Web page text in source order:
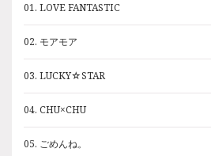
01. LOVE FANTASTIC
02. モアモア
03. LUCKY☆STAR
04. CHU×CHU
05. ごめんね。
01. LOVE FANTASTIC
02. モアモア
03. LUCKY☆STAR
04. CHU×CHU
05. ごめんね。
01. LOVE FANTASTIC
02. モアモア
03. LUCKY☆STAR
04. CHU×CHU
05. ごめんね。